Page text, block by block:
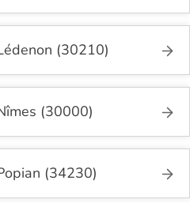
(30210)
(30000)
(34230)